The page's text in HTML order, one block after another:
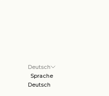
Deutsch
Sprache
Deutsch